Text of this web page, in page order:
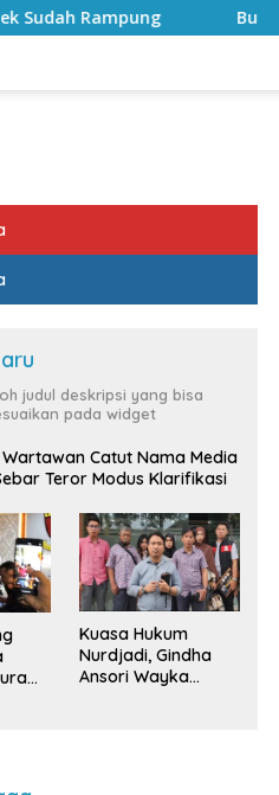
Bulan Kemerdekaan,
judul deskripsi yang bisa
pada widget
Catut Nama Media
Teror Modus Klarifikasi
Kuasa Hukum
Nurdjadi, Gindha
Ansori Wayka